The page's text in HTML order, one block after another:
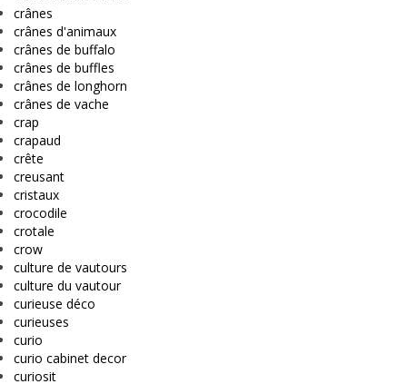
crânes
crânes d'animaux
crânes de buffalo
crânes de buffles
crânes de longhorn
crânes de vache
crap
crapaud
crête
creusant
cristaux
crocodile
crotale
crow
culture de vautours
culture du vautour
curieuse déco
curieuses
curio
curio cabinet decor
curiosit